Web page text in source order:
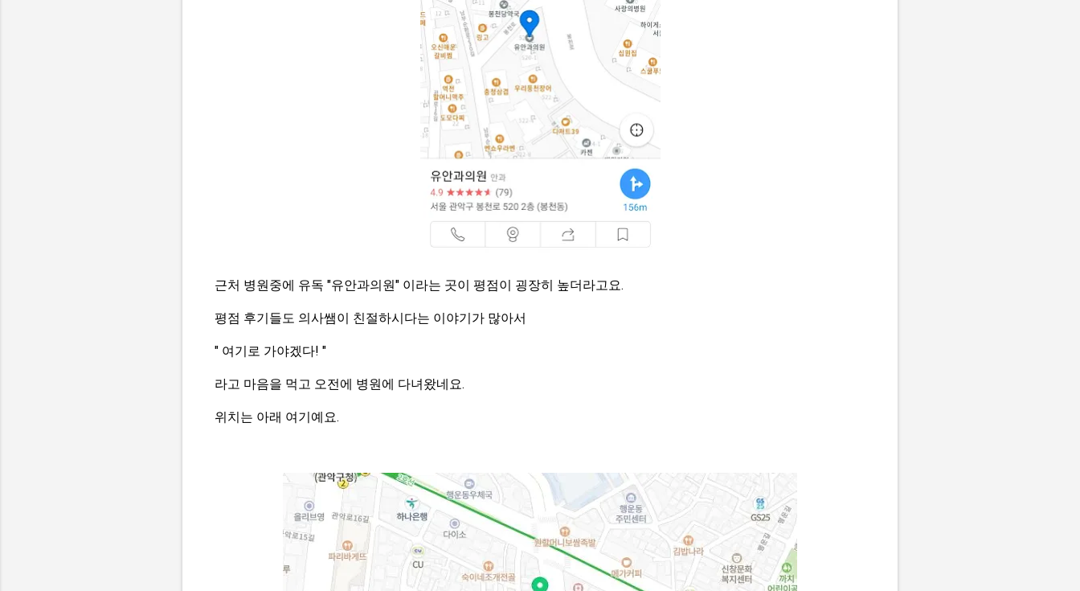
근처 병원중에 유독 "유안과의원" 이라는 곳이 평점이 굉장히 높더라고요.
평점 후기들도 의사쌤이 친절하시다는 이야기가 많아서
" 여기로 가야겠다! "
라고 마음을 먹고 오전에 병원에 다녀왔네요.
위치는 아래 여기예요.